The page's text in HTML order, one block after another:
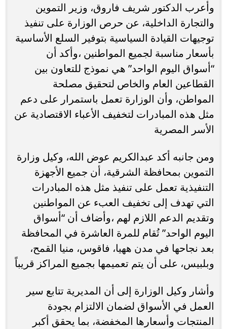
وأعرب الدكتور شريف فاروق، وزير التموين
والتجارة الداخلية، عن حرص الوزارة على تنفيذ
توجيهات القيادة السياسية بتوفير السلع الأساسية
بأسعار مناسبة لجميع المواطنين ،وأكد أن
“أسواق اليوم الواحد” هي نموذج للتعاون بين
القطاعين العام والخاص لتحقيق مصلحة
المواطن، وأن الوزارة تعمل باستمرار على دعم
مثل هذه المبادرات لتخفيف الأعباء الاقتصادية عن
الأسر المصرية
ومن جانبه أكد عبدالكريم عوض الله، وكيل وزارة
التموين بمحافظة الشرقية، أن جميع الأجهزة
التنفيذية تعمل على تنفيذ مثل هذه المبادرات
التي تهدف إلى تخفيف العبء عن المواطنين
وتقديم الدعم اللازم لهم ،وأضاف أن “أسواق
اليوم الواحد” تُقام للمرة العاشرة في المحافظة
بعد نجاحها في مدن ههيا، فاقوس، منيا القمح،
وبلبيس، على أن يتم تعميمها بجميع المراكز قريباً
وأشار وكيل الوزارة إلى أن المديرية تتابع سير
العمل في الأسواق لضمان الالتزام بجودة
المنتجات وأسعارها المخفضة، بما يحقق أكبر